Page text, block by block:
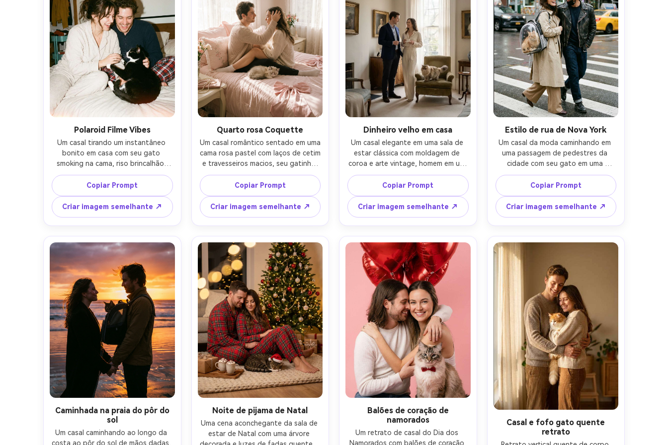
textura da pele fotorealista,
detalhe natural do bigode,
fotografia de estilo de vida
editorial, classificação de cores
cinematográficas quentes-AR 4:5
fotografia profissional de retrato
ao ar livre-AR 4:5
fotorealistas e reflexos nos olhos-
AR 4:5
Polaroid Filme Vibes
Um casal tirando um instantâneo
bonito em casa com seu gato
smoking na cama, riso brincalhão,
cabelo ligeiramente bagunçado,
pijama aconchegante, olhar flash
direto na câmera, desfoque de
movimento sutil como uma câmera
descartável, grão de filme quente e
vazamentos de luz, disparado em
estética de filme de 35mm,
enquadramento vertical apertado,
humor nostálgico, rostos
fotorealistas e textura de pele-AR
4:5
Copiar Prompt
Criar imagem semelhante ↗
Quarto rosa Coquette
Um casal romântico sentado em uma
cama rosa pastel com laços de cetim
e travesseiros macios, seu gatinho
usando uma pequena gola de fita,
estética delicada coquette, luz
diurna suave e arejada, tirado em
Sony A7R V com 35 mm em f/2,
profundidade de campo rasa
sonhadora, classificação de cores de
blush suave, pele fotorealista e
brilho de tecido, composição digna
de Pinterest- -ar 4:5
Copiar Prompt
Criar imagem semelhante ↗
Dinheiro velho em casa
Um casal elegante em uma sala de
estar clássica com moldagem de
coroa e arte vintage, homem em um
blazer marinho sob medida, mulher
em uma blusa de seda creme, seu
gato de cabelos compridos sentado
em uma poltrona de veludo, luz
suave da janela da tarde com névoa
sutil, disparado em Leica SL2 com
90mm em f/2, olhar editorial
refinado, paleta de cores neutras,
texturas ultra-realistas e contraste
suave-AR 4:5
Copiar Prompt
Criar imagem semelhante ↗
Estilo de rua de Nova York
Um casal da moda caminhando em
uma passagem de pedestres da
cidade com seu gato em uma
mochila transparente chique para
animais de estimação, risos sinceros,
roupas de estilo de rua (jaqueta de
couro, calças de perna larga, óculos
de sol declaração), luz suave
nublada, tirada em Sony A1 com 35
mm em f/2.8, molduras documentais,
táxis de fundo e sinalização
suavemente borradas, detalhes
fotorealistas, vibe editorial
moderna-AR 4:5
Copiar Prompt
Criar imagem semelhante ↗
Caminhada na praia do pôr do
sol
Um casal caminhando ao longo da
costa ao pôr do sol de mãos dadas,
Noite de pijama de Natal
Uma cena aconchegante da sala de
estar de Natal com uma árvore
Balões de coração de
namorados
Um retrato de casal do Dia dos
Namorados com balões de coração
Casal e fofo gato quente
retrato